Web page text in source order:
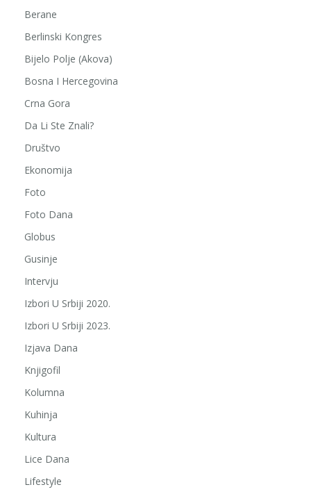
Berane
Berlinski Kongres
Bijelo Polje (Akova)
Bosna I Hercegovina
Crna Gora
Da Li Ste Znali?
Društvo
Ekonomija
Foto
Foto Dana
Globus
Gusinje
Intervju
Izbori U Srbiji 2020.
Izbori U Srbiji 2023.
Izjava Dana
Knjigofil
Kolumna
Kuhinja
Kultura
Lice Dana
Lifestyle